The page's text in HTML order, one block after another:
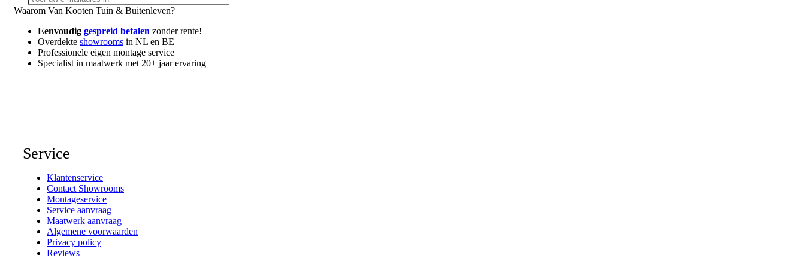
Waarom Van Kooten Tuin & Buitenleven?
Eenvoudig gespreid betalen zonder rente!
Overdekte showrooms in NL en BE
Professionele eigen montage service
Specialist in maatwerk met 20+ jaar ervaring
Service
Klantenservice
Contact Showrooms
Montageservice
Service aanvraag
Maatwerk aanvraag
Algemene voorwaarden
Privacy policy
Reviews